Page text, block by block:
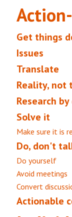
Get things
Issues
Translate
Reality, not
Research
Solve it
Make sure it is
Do, don't
Do yourself
Avoid meetings
Convert
Actionable